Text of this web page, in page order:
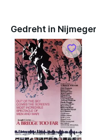
Gedreht in